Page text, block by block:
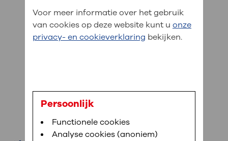
Afdelingen
Medische informatie
Uw verblijf in OLVG
Werken bij OLVG
Veel gezocht: Bloedafname , MijnOLVG ,Digitalisering
gegevens inzien
MijnOLVG is het patiëntenportaal van OLVG. In
sneller helpen.
Direct naar MijnOLVG
drs. H. van Laerhoven
kinderarts-neonatoloog
Voor meer informatie over het gebruik
van cookies op deze website kunt u onze
privacy- en cookieverklaring bekijken.
Persoonlijk
Functionele cookies
Analyse cookies (anoniem)